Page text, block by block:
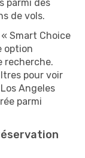
parmi des
de vols.
Smart Choice
option
recherche.
pour voir
Angeles
parmi